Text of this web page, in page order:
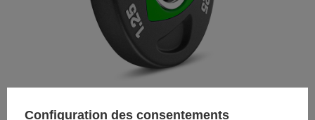
Configuration des consentements